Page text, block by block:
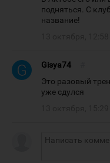
подняться. С
название!
Gisya74
Это разовый
уже сдулся